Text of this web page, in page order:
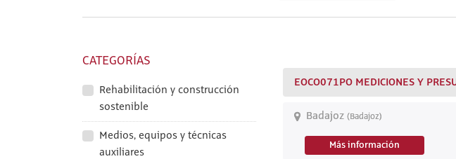
CATEGORÍAS
Rehabilitación y construcción
sostenible
Medios, equipos y técnicas
auxiliares
EOCO071PO MEDICIONES Y
Badajoz (Badajoz)
Más información